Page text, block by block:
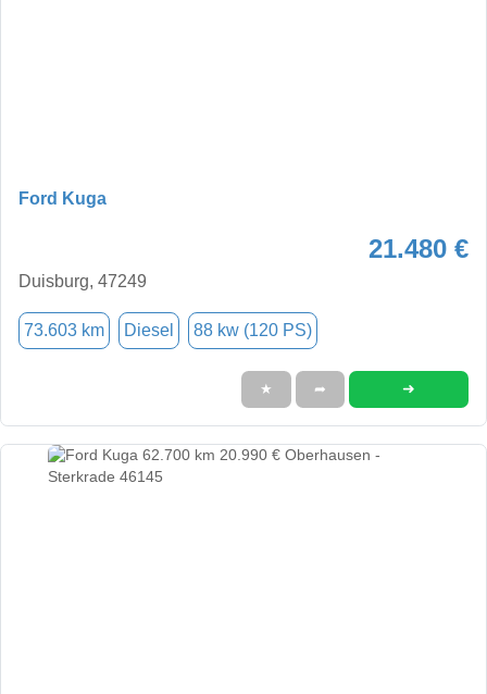
Ford Kuga
21.480 €
Duisburg, 47249
73.603 km Diesel 88 kw (120 PS)
★ ➦ ➜